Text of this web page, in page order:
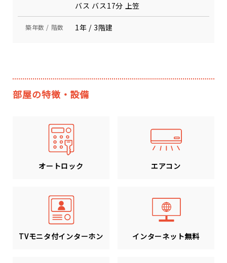
バス バス17分 上笠
築年数 / 階数 1年 / 3階建
部屋の特徴・設備
オートロック エアコン
TVモニタ付インターホン インターネット無料